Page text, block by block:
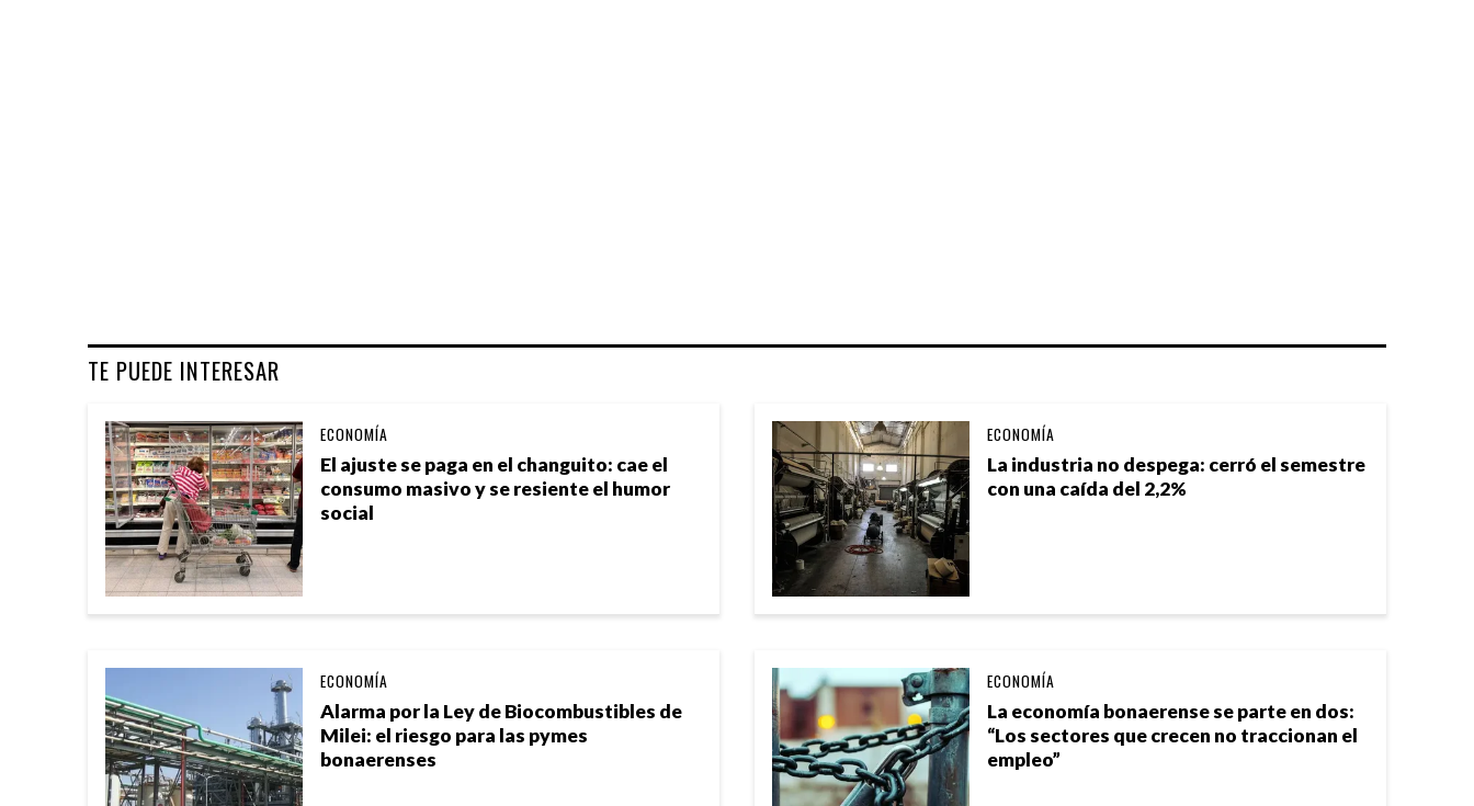
TE PUEDE INTERESAR
El ajuste se paga en el changuito: cae el
consumo masivo y se resiente el humor
social
ECONOMÍA
La industria no despega: cerró el semestre
con una caída del 2,2%
ECONOMÍA
Alarma por la Ley de Biocombustibles de
Milei: el riesgo para las pymes
bonaerenses
ECONOMÍA
La economía bonaerense se parte en dos:
“Los sectores que crecen no traccionan el
empleo”
ECONOMÍA